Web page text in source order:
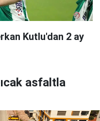
Kutlu'dan 2 ay
asfaltla